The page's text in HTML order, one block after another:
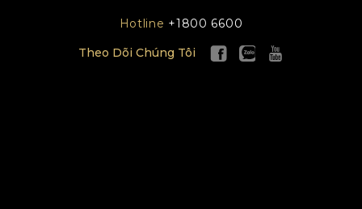
Hotline +1800 6600
Theo Dõi Chúng Tôi